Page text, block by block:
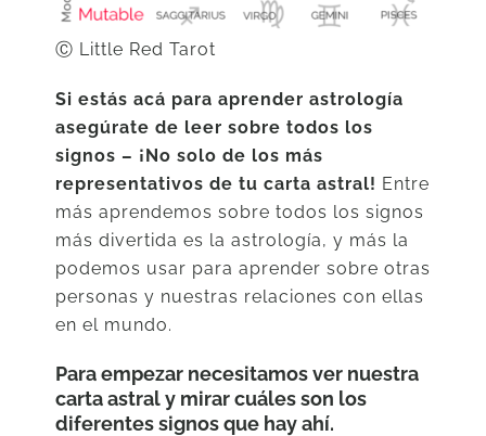
Ⓒ Little Red Tarot
Si estás acá para aprender astrología
asegúrate de leer sobre todos los
signos – ¡No solo de los más
representativos de tu carta astral! Entre
más aprendemos sobre todos los signos
más divertida es la astrología, y más la
podemos usar para aprender sobre otras
personas y nuestras relaciones con ellas
en el mundo.
Para empezar necesitamos ver nuestra
carta astral y mirar cuáles son los
diferentes signos que hay ahí.